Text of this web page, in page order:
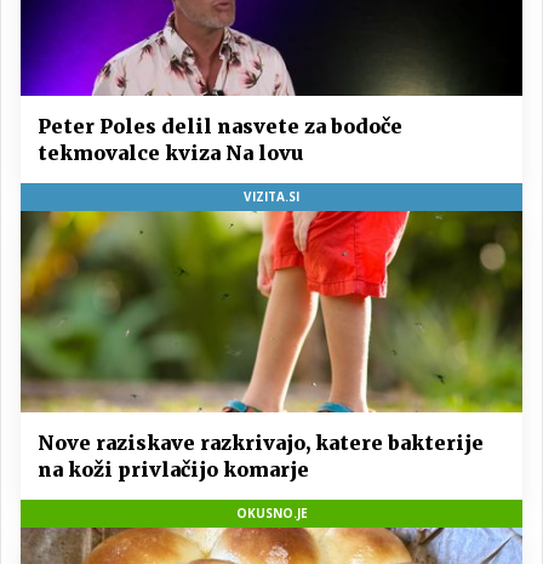
Peter Poles delil nasvete za bodoče
tekmovalce kviza Na lovu
VIZITA.SI
Nove raziskave razkrivajo, katere bakterije
na koži privlačijo komarje
OKUSNO.JE